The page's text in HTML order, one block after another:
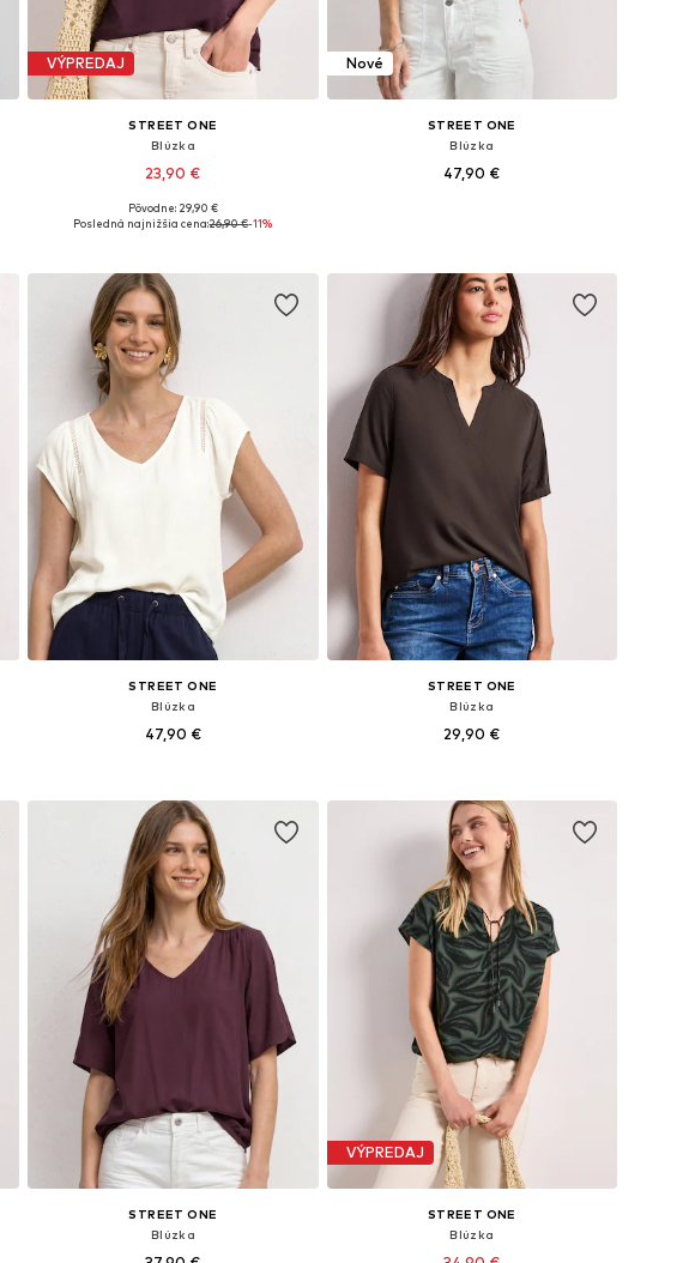
VÝPREDAJ
STREET ONE
Blúzka
23,90 €
Dostupné veľkosti: XS, S, M, XL
Pôvodne: 29,90 €
Posledná najnižšia cena:26,90 €-11%
Nové
STREET ONE
Blúzka
47,90 €
STREET ONE
Blúzka
47,90 €
Pridať do košíka
STREET ONE
Blúzka
29,90 €
Pridať do košíka
STREET ONE
Blúzka
VÝPREDAJ
STREET ONE
Blúzka